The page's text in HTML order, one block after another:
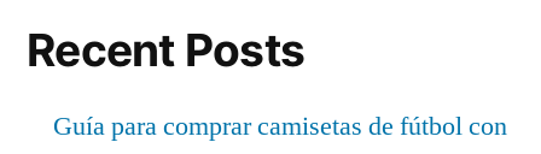
Recent Posts
Guía para comprar camisetas de fútbol con